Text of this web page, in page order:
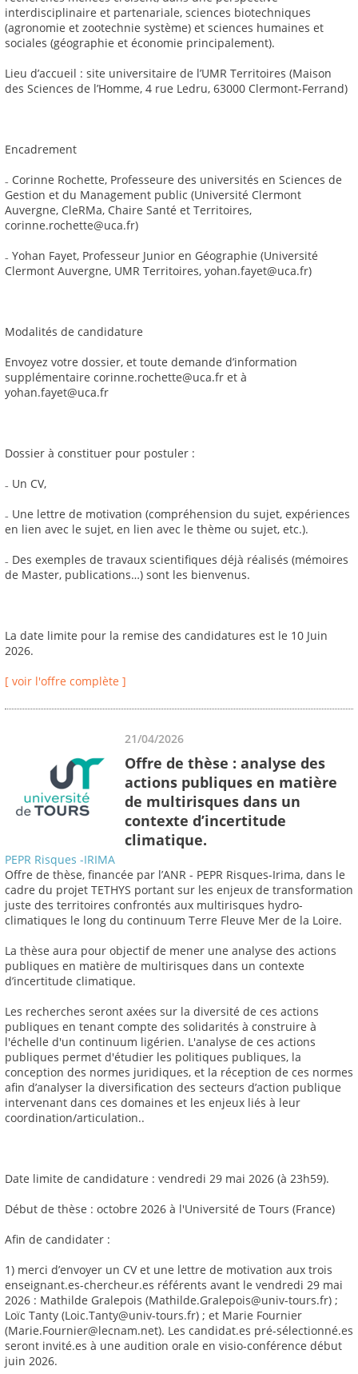
interdisciplinaire et partenariale, sciences biotechniques
(agronomie et zootechnie système) et sciences humaines et
sociales (géographie et économie principalement).
Lieu d’accueil : site universitaire de l’UMR Territoires (Maison
des Sciences de l’Homme, 4 rue Ledru, 63000 Clermont-Ferrand)
Encadrement
₋ Corinne Rochette, Professeure des universités en Sciences de
Gestion et du Management public (Université Clermont
Auvergne, CleRMa, Chaire Santé et Territoires,
corinne.rochette@uca.fr)
₋ Yohan Fayet, Professeur Junior en Géographie (Université
Clermont Auvergne, UMR Territoires, yohan.fayet@uca.fr)
Modalités de candidature
Envoyez votre dossier, et toute demande d’information
supplémentaire corinne.rochette@uca.fr et à
yohan.fayet@uca.fr
Dossier à constituer pour postuler :
₋ Un CV,
₋ Une lettre de motivation (compréhension du sujet, expériences
en lien avec le sujet, en lien avec le thème ou sujet, etc.).
₋ Des exemples de travaux scientifiques déjà réalisés (mémoires
de Master, publications…) sont les bienvenus.
La date limite pour la remise des candidatures est le 10 Juin
2026.
[ voir l'offre complète ]
21/04/2026
Offre de thèse : analyse des
actions publiques en matière
de multirisques dans un
contexte d’incertitude
climatique.
PEPR Risques -IRIMA
Offre de thèse, financée par l’ANR - PEPR Risques-Irima, dans le
cadre du projet TETHYS portant sur les enjeux de transformation
juste des territoires confrontés aux multirisques hydro-
climatiques le long du continuum Terre Fleuve Mer de la Loire.
La thèse aura pour objectif de mener une analyse des actions
publiques en matière de multirisques dans un contexte
d’incertitude climatique.
Les recherches seront axées sur la diversité de ces actions
publiques en tenant compte des solidarités à construire à
l'échelle d'un continuum ligérien. L'analyse de ces actions
publiques permet d'étudier les politiques publiques, la
conception des normes juridiques, et la réception de ces normes
afin d’analyser la diversification des secteurs d’action publique
intervenant dans ces domaines et les enjeux liés à leur
coordination/articulation..
Date limite de candidature : vendredi 29 mai 2026 (à 23h59).
Début de thèse : octobre 2026 à l'Université de Tours (France)
Afin de candidater :
1) merci d’envoyer un CV et une lettre de motivation aux trois
enseignant.es-chercheur.es référents avant le vendredi 29 mai
2026 : Mathilde Gralepois (Mathilde.Gralepois@univ-tours.fr) ;
Loïc Tanty (Loic.Tanty@univ-tours.fr) ; et Marie Fournier
(Marie.Fournier@lecnam.net). Les candidat.es pré-sélectionné.es
seront invité.es à une audition orale en visio-conférence début
juin 2026.